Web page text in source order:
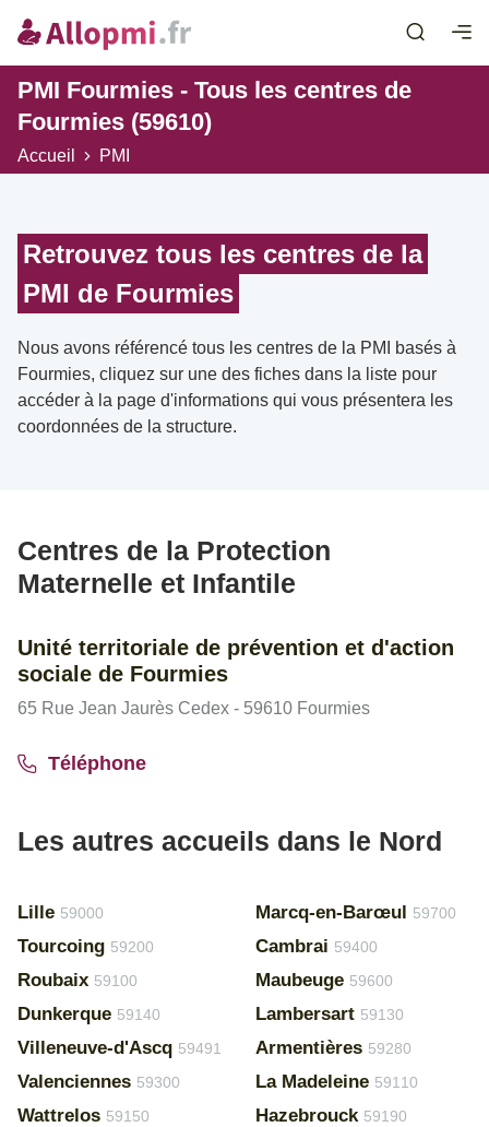
PMI Fourmies - Tous les centres de
Fourmies (59610)
Accueil PMI
Retrouvez tous les centres de la
PMI de Fourmies
Nous avons référencé tous les centres de la PMI basés à
Fourmies, cliquez sur une des fiches dans la liste pour
accéder à la page d'informations qui vous présentera les
coordonnées de la structure.
Centres de la Protection
Maternelle et Infantile
Unité territoriale de prévention et d'action
sociale de Fourmies
65 Rue Jean Jaurès Cedex - 59610 Fourmies
Téléphone
Les autres accueils dans le Nord
Lille 59000
Tourcoing 59200
Roubaix 59100
Dunkerque 59140
Villeneuve-d'Ascq 59491
Valenciennes 59300
Wattrelos 59150
Marcq-en-Barœul 59700
Cambrai 59400
Maubeuge 59600
Lambersart 59130
Armentières 59280
La Madeleine 59110
Hazebrouck 59190